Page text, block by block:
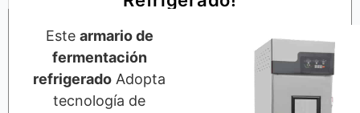
Este armario de
fermentación
refrigerado Adopta
tecnología de